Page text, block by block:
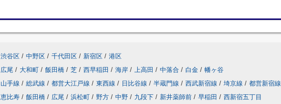
渋谷区 / 中野区 / 千代田区 / 新宿区 / 港区
広尾 / 大和町 / 飯田橋 / 芝 / 西早稲田 / 海岸 / 上高田 / 中落合 / 白金 / 幡ヶ谷
山手線 / 総武線 / 都営大江戸線 / 東西線 / 日比谷線 / 半蔵門線 / 西武新宿線 / 埼京線 / 都営新宿線
恵比寿 / 飯田橋 / 広尾 / 浜松町 / 野方 / 中野 / 九段下 / 新井薬師前 / 早稲田 / 西新宿五丁目